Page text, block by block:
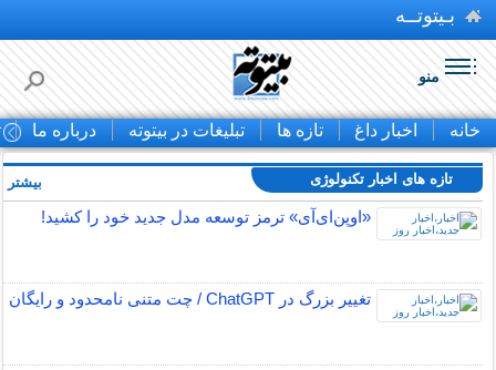
بـیتوتــه
منو
خانه اخبار داغ تازه ها تبلیغات در بیتوته درباره ما
تازه های اخبار تکنولوژی
«اوپن‌ای‌آی» ترمز توسعه مدل جدید خود را کشید!
تغییر بزرگ در ChatGPT / چت متنی نامحدود و رایگان
بیشتر